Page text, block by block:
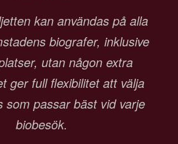
kan användas på alla
biografer, inklusive
utan någon extra
ger full flexibilitet att välja
som passar bäst vid varje
biobesök.